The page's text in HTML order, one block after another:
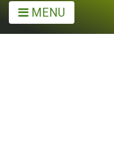
MENU